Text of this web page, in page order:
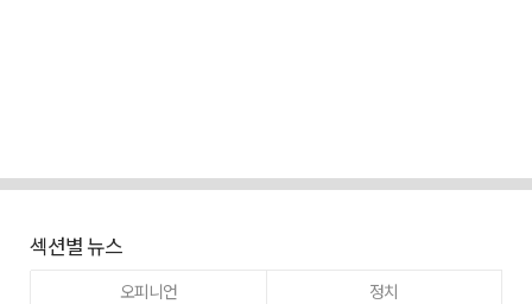
섹션별 뉴스
오피니언
정치